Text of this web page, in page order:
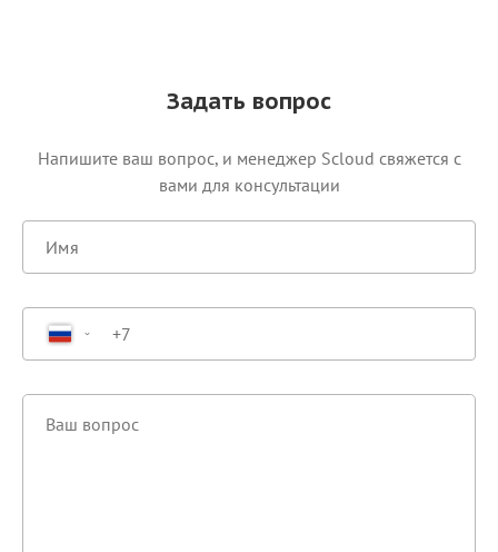
Задать вопрос
Напишите ваш вопрос, и менеджер Scloud свяжется c
вами для консультации